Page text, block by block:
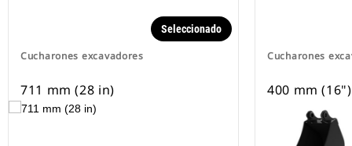
Cucharones excavadores
Seleccionado
711 mm (28 in)
Cucharones
400 mm (16")